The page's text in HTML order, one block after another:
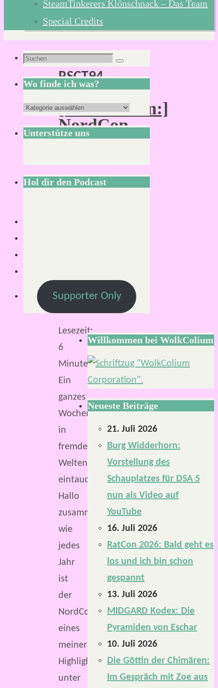
SteamTinkerers Klönschnack – Das Team
Special Credits
Schlagwort:
RSCT94
[:Convention:]
NordCon
2017
Von
Lesezeit:
6
Minuten
Ein
ganzes
Wochenende
in
fremde
Welten
eintauchen.
Hallo
zusammen,
wie
jedes
Jahr
ist
der
NordCon
eines
meiner
Highlights
unter
Suchen
nach:
Suchen
Wo finde ich was?
Wo
finde
ich
Unterstütze uns
Hol dir den Podcast
Supporter Only
Willkommen bei WolkColium
Neueste Beiträge
21. Juli 2026
Burg Widderhorn:
Vorstellung des
Schauplatzes für DSA 5
nun als Video auf
YouTube
16. Juli 2026
RatCon 2026: Bald geht es
los und ich bin schon
gespannt
13. Juli 2026
MIDGARD Kodex: Die
Pyramiden von Eschar
10. Juli 2026
Die Göttin der Chimären:
Im Gespräch mit Zoe aus